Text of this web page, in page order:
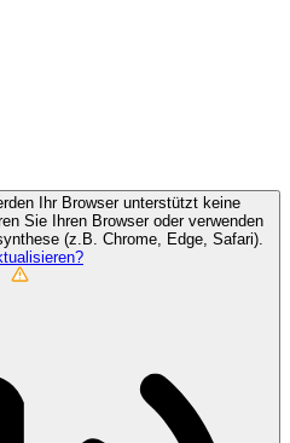
Ihr Browser unterstützt keine
Sie Ihren Browser oder verwenden
(z.B. Chrome, Edge, Safari).